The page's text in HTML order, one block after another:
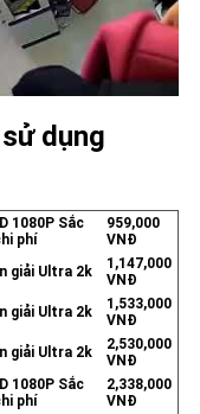
dụng
1080P Sắc
phí
959,000
VNĐ
giải Ultra 2k
1,147,000
VNĐ
giải Ultra 2k
1,533,000
VNĐ
giải Ultra 2k
2,530,000
VNĐ
1080P Sắc
phí
2,338,000
VNĐ